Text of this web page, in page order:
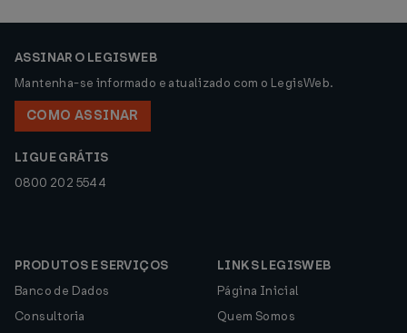
ASSINAR O LEGISWEB
Mantenha-se informado e atualizado com o LegisWeb.
COMO ASSINAR
LIGUE GRÁTIS
0800 202 5544
PRODUTOS E SERVIÇOS
Banco de Dados
Consultoria
LINKS LEGISWEB
Página Inicial
Quem Somos